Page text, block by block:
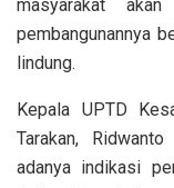
masyarakat
pembangunannya
lindung.
Kepala UPTD
Tarakan,
adanya indikasi